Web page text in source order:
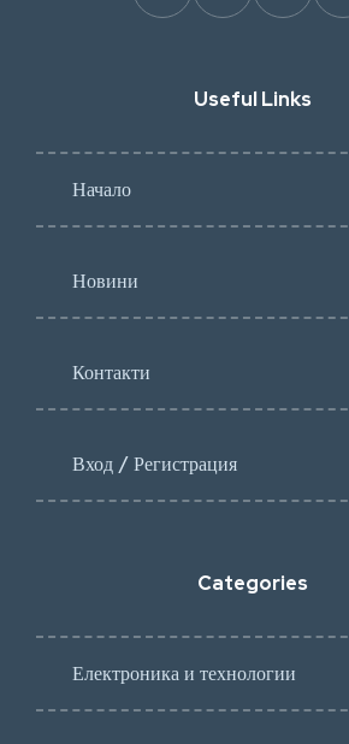
Useful Links
Начало
Новини
Контакти
Вход / Регистрация
Categories
Електроника и технологии